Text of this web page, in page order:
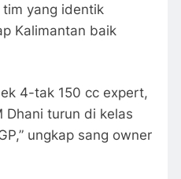
yang identik
Kalimantan baik
4-tak 150 cc expert,
Dhani turun di kelas
ungkap sang owner